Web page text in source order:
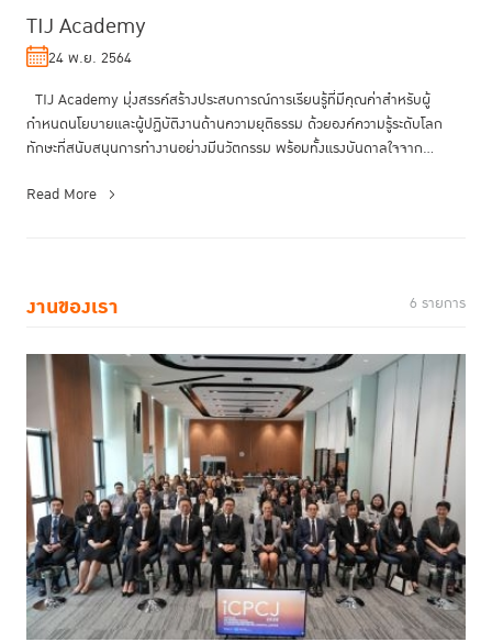
TIJ Academy
24 พ.ย. 2564
TIJ Academy มุ่งสรรค์สร้างประสบการณ์การเรียนรู้ที่มีคุณค่าสำหรับผู้
กำหนดนโยบายและผู้ปฏิบัติงานด้านความยุติธรรม ด้วยองค์ความรู้ระดับโลก
ทักษะที่สนับสนุนการทำงานอย่างมีนวัตกรรม พร้อมทั้งแรงบันดาลใจจาก...
Read More
งานของเรา 6 รายการ